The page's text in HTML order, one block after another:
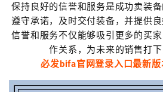
保持良好的信誉和服务是成功卖装
遵守承诺，及时交付装备，并提供
信誉和服务不仅能够吸引更多的买
作关系，为未来的销售打下
必发bifa官网登录入口最新